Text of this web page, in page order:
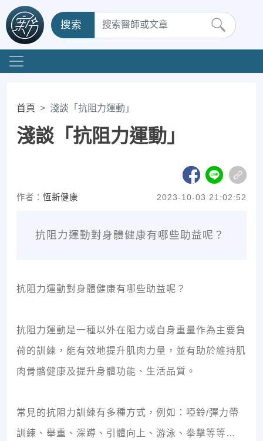
搜索
首頁 淺談「抗阻力運動」
淺談「抗阻力運動」
作者： 恆新健康 2023-10-03 21:02:52
抗阻力運動對身體健康有哪些助益呢？
抗阻力運動對身體健康有哪些助益呢？
抗阻力運動是一種以外在阻力或自身重量作為主要負
荷的訓練，能有效地提升肌肉力量，並有助於維持肌
肉骨骼健康及提升身體功能、生活品質。
常見的抗阻力訓練有多種方式，例如：啞鈴/彈力帶
訓練、舉重、深蹲、引體向上、游泳、拳擊等等…